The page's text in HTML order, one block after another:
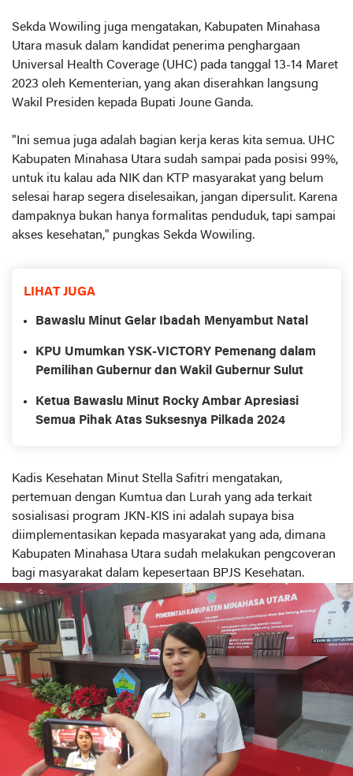
Sekda Wowiling juga mengatakan, Kabupaten Minahasa
Utara masuk dalam kandidat penerima penghargaan
Universal Health Coverage (UHC) pada tanggal 13-14 Maret
2023 oleh Kementerian, yang akan diserahkan langsung
Wakil Presiden kepada Bupati Joune Ganda.
"Ini semua juga adalah bagian kerja keras kita semua. UHC
Kabupaten Minahasa Utara sudah sampai pada posisi 99%,
untuk itu kalau ada NIK dan KTP masyarakat yang belum
selesai harap segera diselesaikan, jangan dipersulit. Karena
dampaknya bukan hanya formalitas penduduk, tapi sampai
akses kesehatan," pungkas Sekda Wowiling.
LIHAT JUGA
Bawaslu Minut Gelar Ibadah Menyambut Natal
KPU Umumkan YSK-VICTORY Pemenang dalam
Pemilihan Gubernur dan Wakil Gubernur Sulut
Ketua Bawaslu Minut Rocky Ambar Apresiasi
Semua Pihak Atas Suksesnya Pilkada 2024
Kadis Kesehatan Minut Stella Safitri mengatakan,
pertemuan dengan Kumtua dan Lurah yang ada terkait
sosialisasi program JKN-KIS ini adalah supaya bisa
diimplementasikan kepada masyarakat yang ada, dimana
Kabupaten Minahasa Utara sudah melakukan pengcoveran
bagi masyarakat dalam kepesertaan BPJS Kesehatan.